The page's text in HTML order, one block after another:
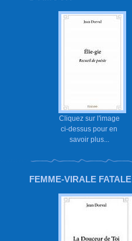
Cliquez sur l'image
ci-dessus pour en
savoir plus...
FEMME-VIRALE FATALE